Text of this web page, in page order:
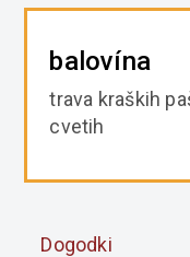
balovína
trava kraških
cvetih
Dogodki